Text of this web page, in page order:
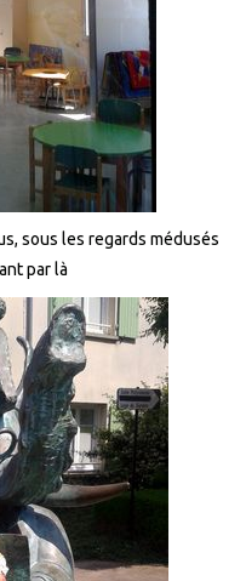
sous les regards médusés
par là